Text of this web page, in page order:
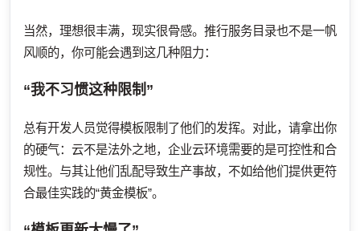
当然，理想很丰满，现实很骨感。推行服务目录也不是一帆
风顺的，你可能会遇到这几种阻力：
“我不习惯这种限制”
总有开发人员觉得模板限制了他们的发挥。对此，请拿出你
的硬气：云不是法外之地，企业云环境需要的是可控性和合
规性。与其让他们乱配导致生产事故，不如给他们提供更符
合最佳实践的“黄金模板”。